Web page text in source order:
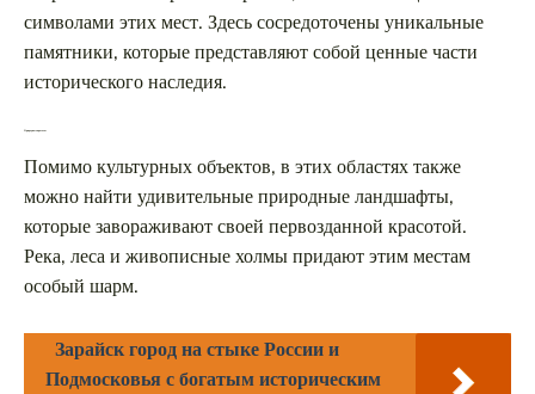
символами этих мест. Здесь сосредоточены уникальные
памятники, которые представляют собой ценные части
исторического наследия.
Природные красоты
Помимо культурных объектов, в этих областях также
можно найти удивительные природные ландшафты,
которые завораживают своей первозданной красотой.
Река, леса и живописные холмы придают этим местам
особый шарм.
Зарайск город на стыке России и
Подмосковья с богатым историческим